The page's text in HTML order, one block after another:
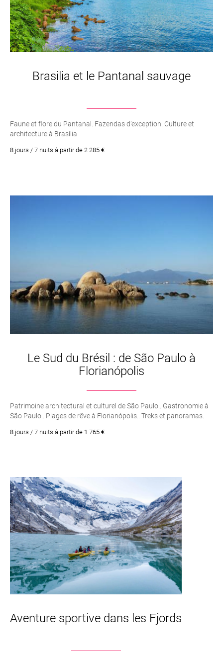
Brasilia et le Pantanal sauvage
Faune et flore du Pantanal. Fazendas d’exception. Culture et
architecture à Brasília
8 jours / 7 nuits à partir de 2 285 €
Le Sud du Brésil : de São Paulo à
Florianópolis
Patrimoine architectural et culturel de São Paulo.. Gastronomie à
São Paulo.. Plages de rêve à Florianópolis.. Treks et panoramas.
8 jours / 7 nuits à partir de 1 765 €
Aventure sportive dans les Fjords